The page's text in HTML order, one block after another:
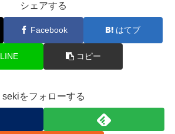
シェアする
Facebook はてブ
LINE コピー
sekiをフォローする